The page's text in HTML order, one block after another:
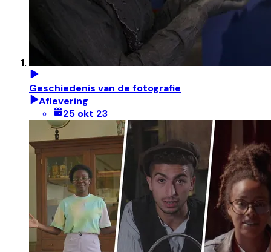
Geschiedenis van de fotografie
Aflevering
25 okt 23